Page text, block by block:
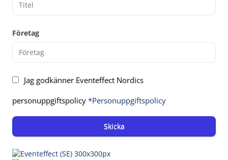
Företag
Jag godkänner Eventeffect Nordics
personuppgiftspolicy *Personuppgiftspolicy
Skicka